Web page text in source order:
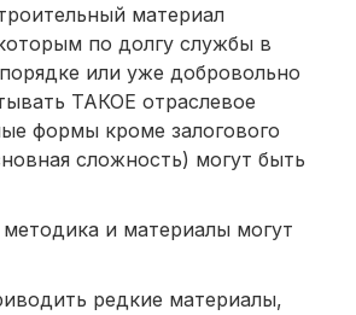
материал
по долгу службы в
или уже добровольно
ТАКОЕ отраслевое
формы кроме залогового
сложность) могут быть
и материалы могут
редкие материалы,